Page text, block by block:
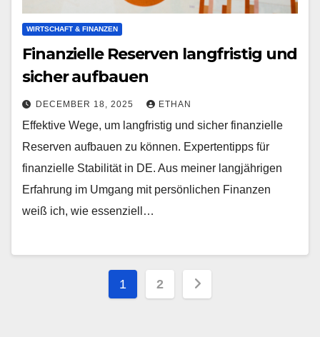
WIRTSCHAFT & FINANZEN
Finanzielle Reserven langfristig und
sicher aufbauen
DECEMBER 18, 2025 ETHAN
Effektive Wege, um langfristig und sicher finanzielle
Reserven aufbauen zu können. Expertentipps für
finanzielle Stabilität in DE. Aus meiner langjährigen
Erfahrung im Umgang mit persönlichen Finanzen
weiß ich, wie essenziell…
Posts
1 2